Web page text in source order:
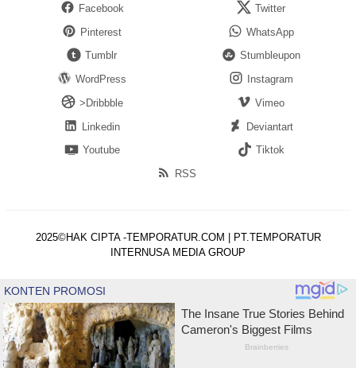
Facebook
Twitter
Pinterest
WhatsApp
Tumblr
Stumbleupon
WordPress
Instagram
>Dribbble
Vimeo
Linkedin
Deviantart
Youtube
Tiktok
RSS
2025©HAK CIPTA -TEMPORATUR.COM | PT.TEMPORATUR
INTERNUSA MEDIA GROUP